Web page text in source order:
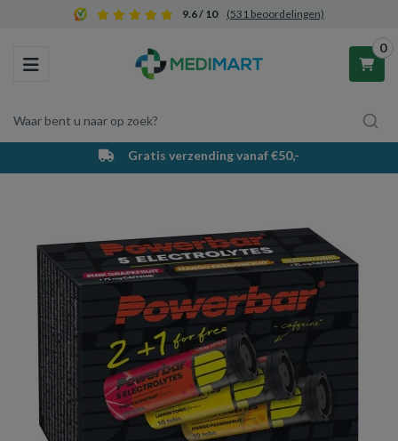
9.6 / 10 (531 beoordelingen)
Toggle navigation
Waar bent u naar op zoek?
0
Winkelwagen
Uw winkelwagen is leeg.
Vul hem met producten.
Gratis verzending vanaf €50,-